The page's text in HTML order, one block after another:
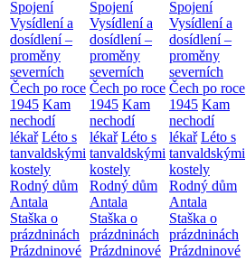
Spojení
Vysídlení a
dosídlení –
proměny
severních
Čech po roce
1945 Kam
nechodí
lékař Léto s
tanvaldskými
kostely
Rodný dům
Antala
Staška o
prázdninách
Prázdninové
Spojení
Vysídlení a
dosídlení –
proměny
severních
Čech po roce
1945 Kam
nechodí
lékař Léto s
tanvaldskými
kostely
Rodný dům
Antala
Staška o
prázdninách
Prázdninové
Spojení
Vysídlení a
dosídlení –
proměny
severních
Čech po roce
1945 Kam
nechodí
lékař Léto s
tanvaldskými
kostely
Rodný dům
Antala
Staška o
prázdninách
Prázdninové